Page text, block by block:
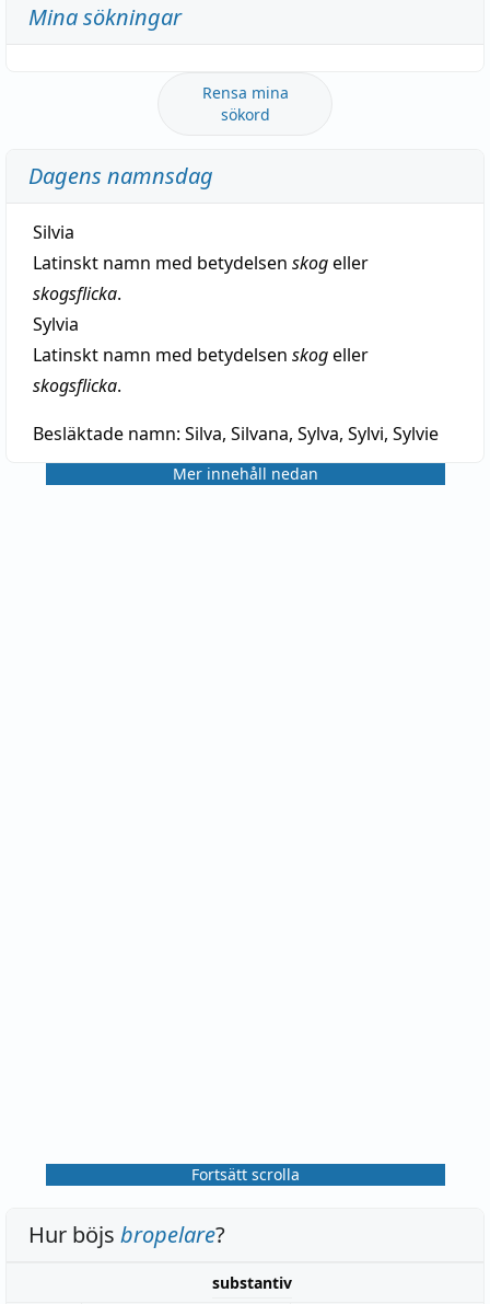
Mina sökningar
Rensa mina
sökord
Dagens namnsdag
Silvia
Latinskt namn med betydelsen skogeller
skogsflicka.
Sylvia
Latinskt namn med betydelsen skogeller
skogsflicka.
Besläktade namn: Silva, Silvana, Sylva, Sylvi, Sylvie
Mer innehåll nedan
Fortsätt scrolla
Hur böjs bropelare?
substantiv